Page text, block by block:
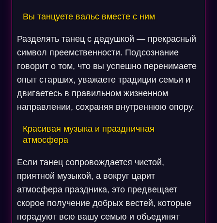
Вы танцуете вальс вместе с ним
Разделять танец с дедушкой — прекрасный
символ преемственности. Подсознание
говорит о том, что вы успешно перенимаете
опыт старших, уважаете традиции семьи и
двигаетесь в правильном жизненном
направлении, сохраняя внутреннюю опору.
Красивая музыка и праздничная
атмосфера
Если танец сопровождается чистой,
приятной музыкой, а вокруг царит
атмосфера праздника, это предвещает
скорое получение добрых вестей, которые
порадуют всю вашу семью и объединят